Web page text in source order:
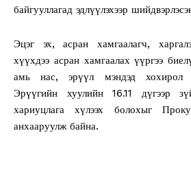
байгууллагад эдлүүлэхээр
Эцэг эх, асран хамгаалагч,
хүүхдээ асран хамгаалах үүргээ
амь нас, эрүүл мэндэд хохирол
Эрүүгийн хуулийн 16.11 дүгээр
хариуцлага хүлээх болохыг
анхааруулж байна.